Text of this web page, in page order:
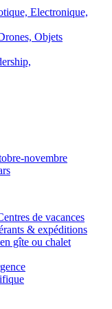
Electronique,
Objets
novembre
de vacances
& expéditions
gîte ou chalet